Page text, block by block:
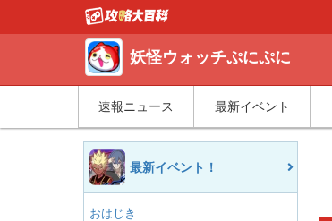
妖怪ウォッチぷにぷに
速報ニュース 最新イベント
最新イベント！
おはじき